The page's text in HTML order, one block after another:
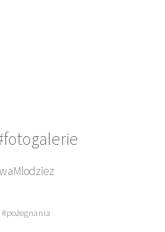
#pożegnania